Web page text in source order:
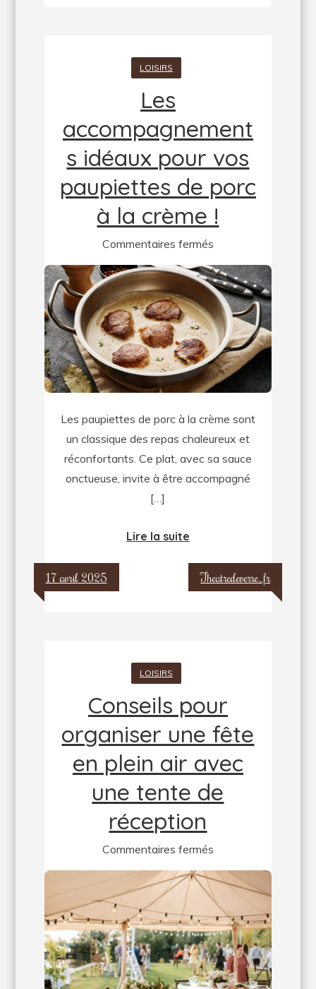
LOISIRS
Les
accompagnement
s idéaux pour vos
paupiettes de porc
à la crème !
Commentaires ferméssur
Les
accompagnements
idéaux
pour
vos
paupiettes
de
à
la
crème
!
Les paupiettes de porc à la crème sont
un classique des repas chaleureux et
réconfortants. Ce plat, avec sa sauce
onctueuse, invite à être accompagné
[…]
Lire la suite
17 avril 2025 Theatredeverre_fr
LOISIRS
Conseils pour
organiser une fête
en plein air avec
une tente de
réception
Commentaires ferméssur
Conseils
pour
organiser
une
fête
en